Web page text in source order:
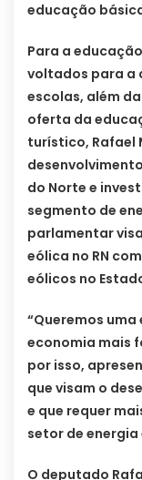
educação
Para a
voltados para a
escolas, além
oferta da
turístico, Rafael
do Norte e
segmento de
parlamentar
eólica no RN
eólicos no
“Queremos
economia mais
por isso,
que visam o
e que requer
setor de
O deputado